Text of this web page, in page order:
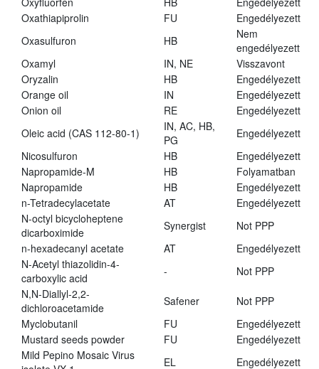
Oxathiapiprolin
FU
Engedélyezett
Oxasulfuron
HB
Nem
engedélyezett
Oxamyl
IN, NE
Visszavont
Oryzalin
HB
Engedélyezett
Orange oil
IN
Engedélyezett
Onion oil
RE
Engedélyezett
Oleic acid (CAS 112-80-1)
IN, AC, HB,
PG
Engedélyezett
Nicosulfuron
HB
Engedélyezett
Napropamide-M
HB
Folyamatban
Napropamide
HB
Engedélyezett
n-Tetradecylacetate
AT
Engedélyezett
N-octyl bicycloheptene
dicarboximide
Synergist
Not PPP
n-hexadecanyl acetate
AT
Engedélyezett
N-Acetyl thiazolidin-4-
carboxylic acid
-
Not PPP
N,N-Diallyl-2,2-
dichloroacetamide
Safener
Not PPP
Myclobutanil
FU
Engedélyezett
Mustard seeds powder
FU
Engedélyezett
Mild Pepino Mosaic Virus
EL
Engedélyezett